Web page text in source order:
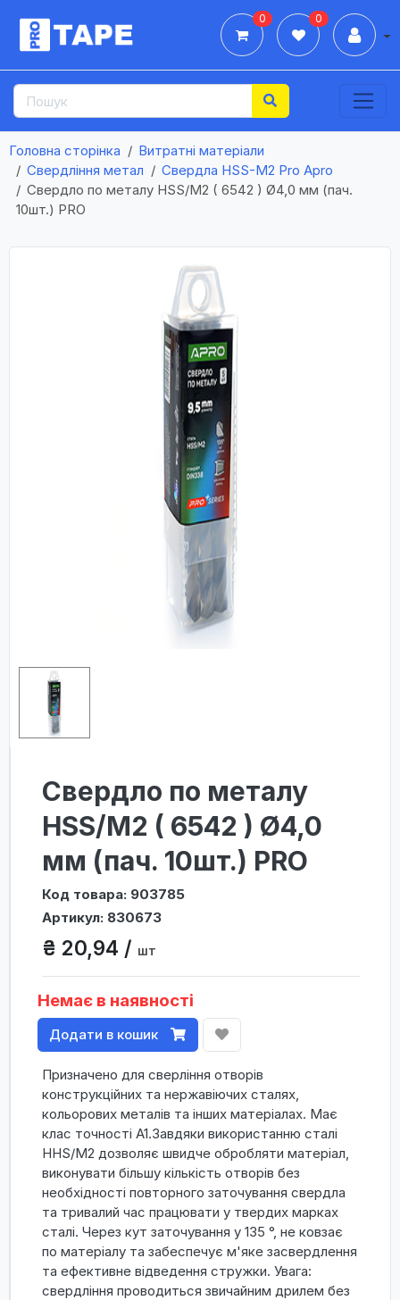
0 0
Головна сторінка
Витратні матеріали
Свердління метал
Свердла HSS-М2 Pro Apro
Свердло по металу HSS/M2 ( 6542 ) Ø4,0 мм (пач.
10шт.) PRO
Свердло по металу
HSS/M2 ( 6542 ) Ø4,0
мм (пач. 10шт.) PRO
Код товара: 903785
Артикул: 830673
₴ 20,94 / шт
Немає в наявності
Додати в кошик
Призначено для сверління отворів
конструкційних та нержавіючих сталях,
кольорових металів та інших матеріалах. Має
клас точності А1.Завдяки використанню сталі
HHS/M2 дозволяє швидче обробляти матеріал,
виконувати більшу кількість отворів без
необхідності повторного заточування свердла
та тривалий час працювати у твердих марках
сталі. Через кут заточування у 135 °, не ковзає
по матеріалу та забеспечує м'яке засвердлення
та ефективне відведення стружки. Увага:
свердління проводиться звичайним дрилем без